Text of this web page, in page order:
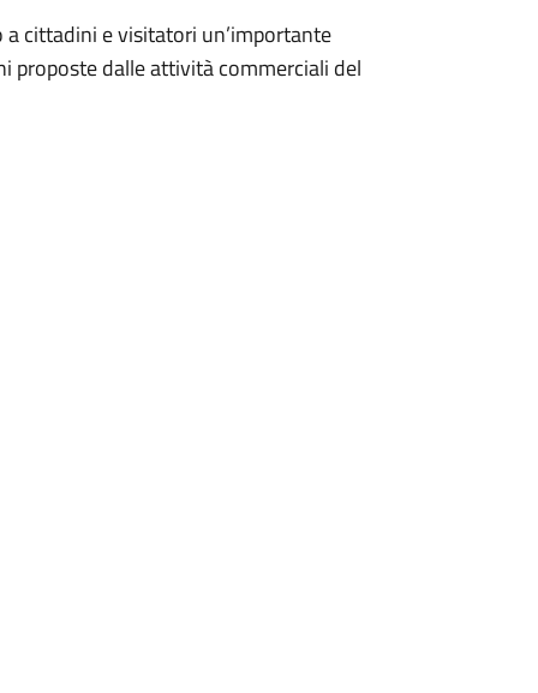
cittadini e visitatori un’importante
proposte dalle attività commerciali del